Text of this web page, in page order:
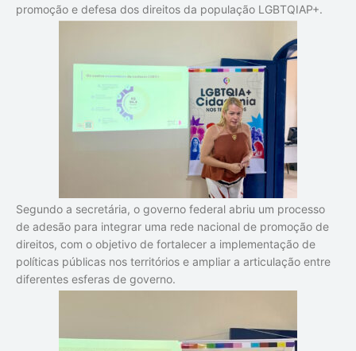
promoção e defesa dos direitos da população LGBTQIAP+.
Segundo a secretária, o governo federal abriu um processo
de adesão para integrar uma rede nacional de promoção de
direitos, com o objetivo de fortalecer a implementação de
políticas públicas nos territórios e ampliar a articulação entre
diferentes esferas de governo.